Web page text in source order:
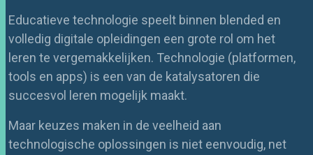
Educatieve technologie speelt binnen blended en
volledig digitale opleidingen een grote rol om het
leren te vergemakkelijken. Technologie (platformen,
tools en apps) is een van de katalysatoren die
succesvol leren mogelijk maakt.
Maar keuzes maken in de veelheid aan
technologische oplossingen is niet eenvoudig, net